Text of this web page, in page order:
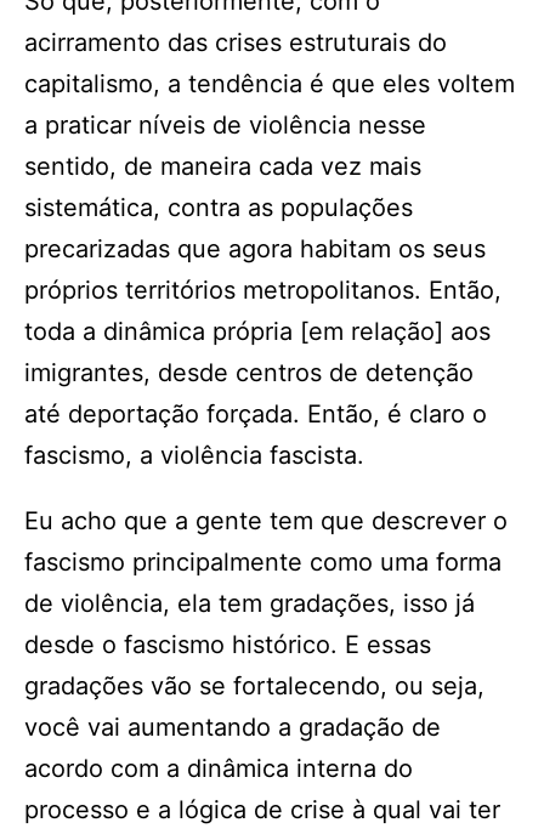
acirramento das crises estruturais do
capitalismo, a tendência é que eles voltem
a praticar níveis de violência nesse
sentido, de maneira cada vez mais
sistemática, contra as populações
precarizadas que agora habitam os seus
próprios territórios metropolitanos. Então,
toda a dinâmica própria [em relação] aos
imigrantes, desde centros de detenção
até deportação forçada. Então, é claro o
fascismo, a violência fascista.
Eu acho que a gente tem que descrever o
fascismo principalmente como uma forma
de violência, ela tem gradações, isso já
desde o fascismo histórico. E essas
gradações vão se fortalecendo, ou seja,
você vai aumentando a gradação de
acordo com a dinâmica interna do
processo e a lógica de crise à qual vai ter